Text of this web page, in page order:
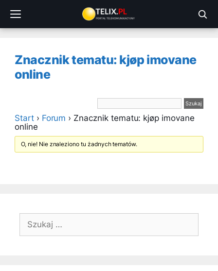
treści
Znacznik tematu: kjøp imovane
online
Start › Forum › Znacznik tematu: kjøp imovane
online
O, nie! Nie znaleziono tu żadnych tematów.
Szukaj: